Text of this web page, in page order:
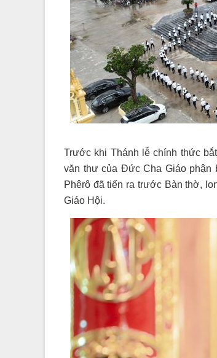
Trước khi Thánh lễ chính thức
văn thư của Đức Cha Giáo phận
Phêrô đã tiến ra trước Bàn thờ,
Giáo Hội.